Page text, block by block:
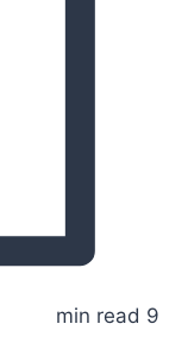
9 min read